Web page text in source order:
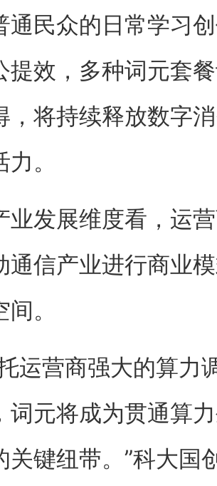
众的日常学习创
提效，多种词元套
，将持续释放数字
。
展维度看，运营
通信产业进行商业
。
营商强大的算力
词元将成为贯通算
关键纽带。”科大国